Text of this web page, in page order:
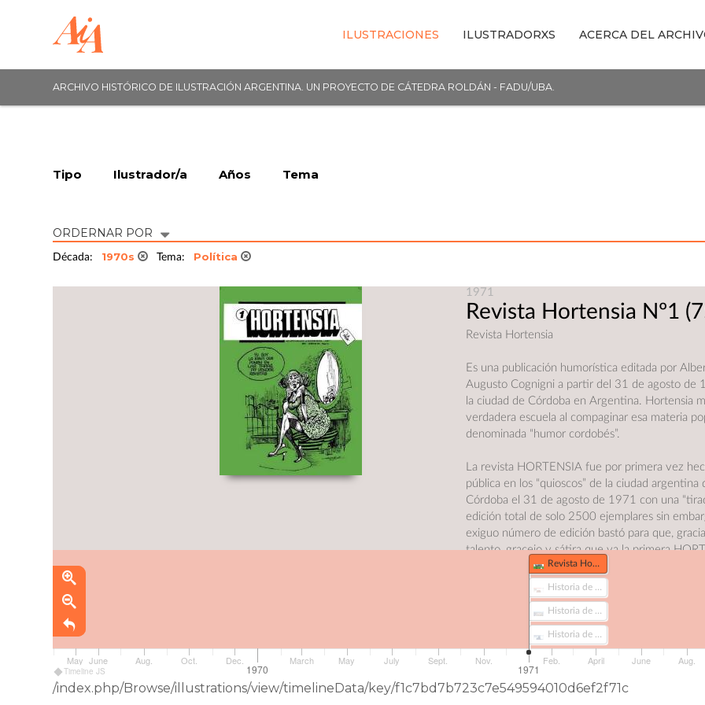
ILUSTRACIONES ILUSTRADORXS ACERCA DEL
ARCHIVO HISTÓRICO DE ILUSTRACIÓN ARGENTINA. UN PROYECTO DE CÁTEDRA ROLDÁN - FADU/UBA.
Tipo Ilustrador/a Años Tema
ORDERNAR POR
Década: 1970s Tema: Política
1971
Revista Hortensia Nº1
Revista Hortensia
Es una publicación humorística editada por
Augusto Cognigni a partir del 31 de agosto de
la ciudad de Córdoba en Argentina. Hortensia
verdadera escuela al compaginar esa materia
denominada “humor cordobés”.
La revista HORTENSIA fue por primera vez
pública en los “quioscos” de la ciudad argentina
Córdoba el 31 de agosto de 1971 con una
edición total de solo 2500 ejemplares sin
exiguo número de edición bastó para que,
talento, gracejo y sátira que ya la primera
poseía, tal revista se hiciera famosa en Argentina
incluso fuera de Argentina.
El formato y la diagramación es infrecuente para
revistas: prácticamente tamaño «sabana» (muy
ancha) con sus hojas y cubiertas hechas de
de gramaje pesado («papel relativamente
siempre tricrómica (impresa a solo tres colores:
negro y cualquier otro color primario adecuado);
Timeline JS
Revista Hortensia Nº1 (75)Historia de América en el siglo XX Nº28 (141-3)Historia de América en el siglo XX Nº26 (141-4)Historia de América en el siglo XX Nº11 (141-5)Historia de América en el siglo XX Nº23 (141-6)Historia de América en el siglo XX Nº31 (141-7)
1970 1971
May June Aug. Oct. Dec. March May July Sept. Nov. Feb. April June Aug.
/index.php/Browse/illustrations/view/timelineData/key/f1c7bd7b723c7e549594010d6ef2f71c